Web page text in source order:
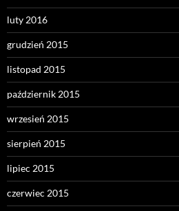
luty 2016
grudzień 2015
listopad 2015
październik 2015
wrzesień 2015
sierpień 2015
lipiec 2015
czerwiec 2015